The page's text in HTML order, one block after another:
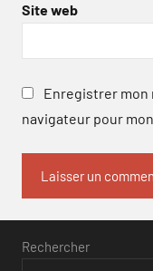
Site web
Enregistrer mon
navigateur pour
Rechercher